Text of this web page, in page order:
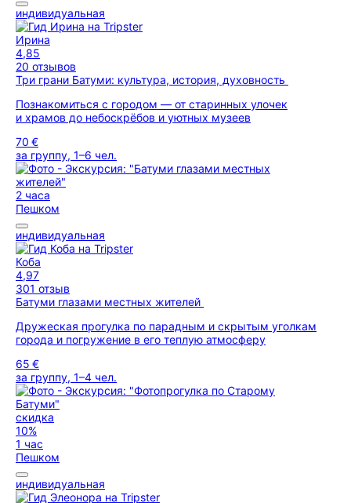
индивидуальная
Ирина
4,85
20 отзывов
Три грани Батуми: культура, история, духовность
Познакомиться с городом — от старинных улочек
и храмов до небоскрёбов и уютных музеев
70 €
за группу, 1–6 чел.
2 часа
Пешком
индивидуальная
Коба
4,97
301 отзыв
Батуми глазами местных жителей
Дружеская прогулка по парадным и скрытым уголкам
города и погружение в его теплую атмосферу
65 €
за группу, 1–4 чел.
скидка
10%
1 час
Пешком
индивидуальная